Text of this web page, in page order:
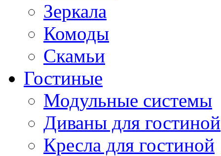
Зеркала
Комоды
Скамьи
Гостиные
Модульные системы
Диваны для гостиной
Кресла для гостиной